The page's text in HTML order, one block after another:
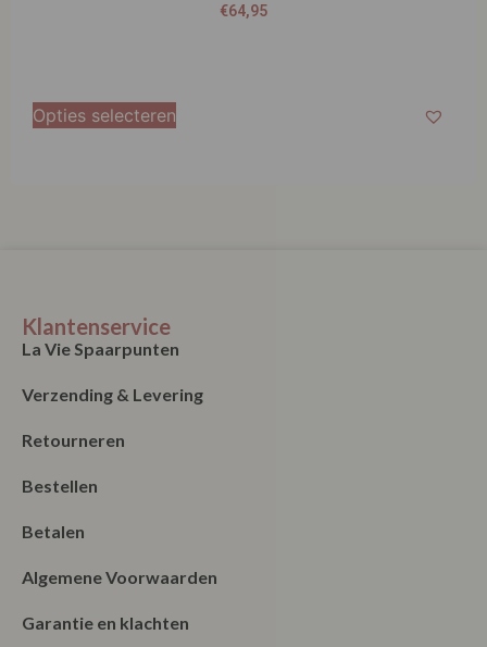
€64,95
Opties selecteren
Klantenservice
La Vie Spaarpunten
Verzending & Levering
Retourneren
Bestellen
Betalen
Algemene Voorwaarden
Garantie en klachten